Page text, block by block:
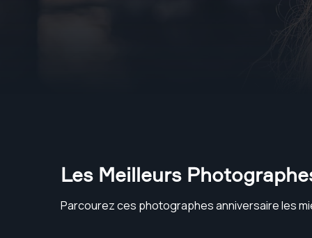
Les Meilleurs
Parcourez ces photographes anniversaire les